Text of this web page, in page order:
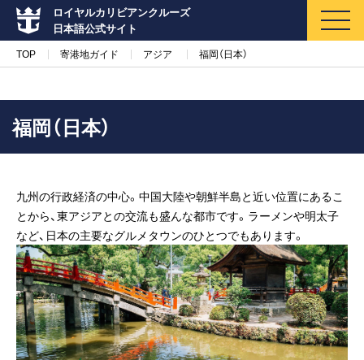
ロイヤルカリビアンクルーズ
日本語公式サイト
マイページ メルマガ登録
クルーズ検索
キャンペーン・特集
クルーズの楽しみ方
船内へようこそ
TOP 寄港地ガイド アジア 福岡（日本）
福岡（日本）
九州の行政経済の中心。中国大陸や朝鮮半島と近い位置にあるこ
とから、東アジアとの交流も盛んな都市です。ラーメンや明太子
など、日本の主要なグルメタウンのひとつでもあります。